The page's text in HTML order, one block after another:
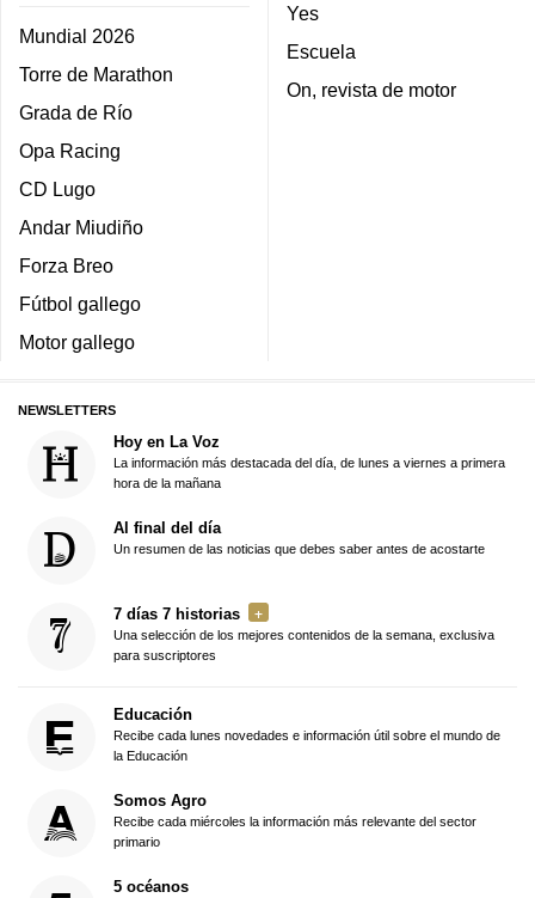
Mundial 2026
Torre de Marathon
Grada de Río
Opa Racing
CD Lugo
Andar Miudiño
Forza Breo
Fútbol gallego
Motor gallego
Yes
Escuela
On, revista de motor
NEWSLETTERS
Hoy en La Voz
La información más destacada del día, de lunes a viernes a primera
hora de la mañana
Al final del día
Un resumen de las noticias que debes saber antes de acostarte
7 días 7 historias
Una selección de los mejores contenidos de la semana, exclusiva
para suscriptores
Educación
Recibe cada lunes novedades e información útil sobre el mundo de
la Educación
Somos Agro
Recibe cada miércoles la información más relevante del sector
primario
5 océanos